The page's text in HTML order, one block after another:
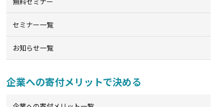
セミナー一覧
お知らせ一覧
企業への寄付メリットで決める